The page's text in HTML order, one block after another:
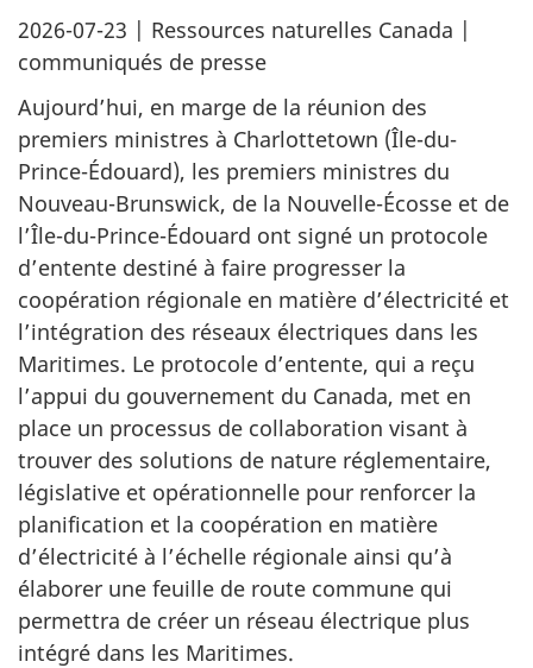
2026-07-23 | Ressources naturelles Canada |
communiqués de presse
Aujourd’hui, en marge de la réunion des
premiers ministres à Charlottetown (Île-du-
Prince-Édouard), les premiers ministres du
Nouveau-Brunswick, de la Nouvelle-Écosse et de
l’Île-du-Prince-Édouard ont signé un protocole
d’entente destiné à faire progresser la
coopération régionale en matière d’électricité et
l’intégration des réseaux électriques dans les
Maritimes. Le protocole d’entente, qui a reçu
l’appui du gouvernement du Canada, met en
place un processus de collaboration visant à
trouver des solutions de nature réglementaire,
législative et opérationnelle pour renforcer la
planification et la coopération en matière
d’électricité à l’échelle régionale ainsi qu’à
élaborer une feuille de route commune qui
permettra de créer un réseau électrique plus
intégré dans les Maritimes.